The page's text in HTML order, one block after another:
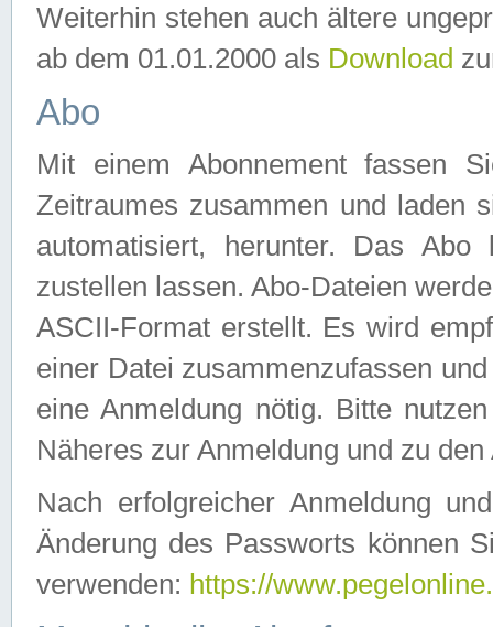
Weiterhin stehen auch ältere
ab dem 01.01.2000 als Download
Abo
Mit einem Abonnement fassen
Zeitraumes zusammen und laden
automatisiert, herunter. Das
zustellen lassen. Abo-Dateien
ASCII-Format erstellt. Es wird
einer Datei zusammenzufassen
eine Anmeldung nötig. Bitte
Näheres zur Anmeldung und zu
Nach erfolgreicher Anmeldung
Änderung des Passworts können
verwenden: https://